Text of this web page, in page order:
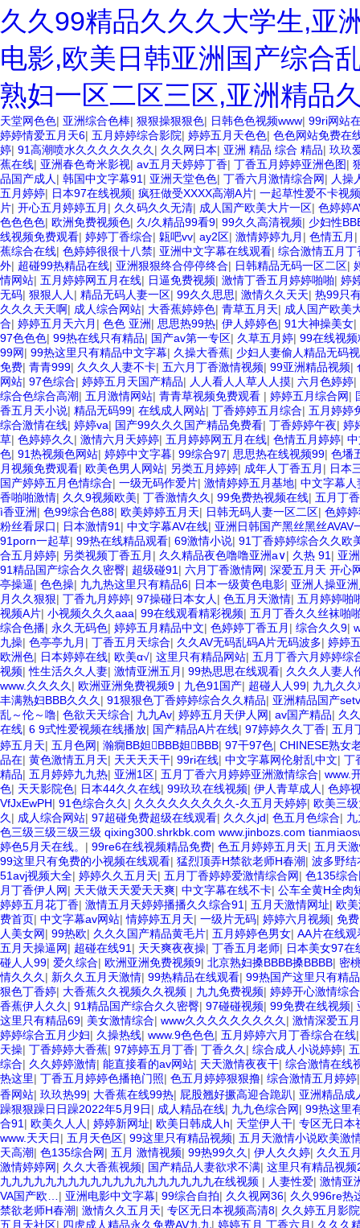
久久99精品久久久大学生,亚
电影,欧美日韩亚洲国产综合
熟妇一区二区三区,亚洲精品
天堂网色色| 亚洲综合色棒| 狠狠操狠狠色| 日韩色色视频www| 99ri网站
婷婷情爱五月天6| 五月婷婷综合影院| 婷婷五月天色色| 色色网站免费在
婷| 91高潮喷水久久久久久久久 | 久久网日本| 亚洲 精品 综合 精品| 玖玖
蕉在线| 亚洲春色奇米影视| av五月天婷婷丁香| 丁香五月婷婷亚洲色图|
品国产成人 | 韩国中文字幕91 | 亚洲天堂色色| 丁香六月激情综合网| 人操
五月婷婷| 日本97在线视频| 疯狂做受XXXX高潮A片| 一起草性爱不卡视频
片| 开心五月婷婷五月 | 久久码久久无清| 成人国产欧美大片一区| 色婷婷
色色色色| 欧洲免费视频色| 久/久精品99看9| 99久久高清视频| 少妇性
线视频免费观看| 婷婷丁香综合| 甈吧vv| ay2区| 激情婷婷九月 | 色情五月 |
蕉综合在线| 色婷婷很很十八禁| 亚洲中文字幕在线观看| 综合激情五月丁
外| 超碰99热精品在线| 亚洲狠狠终合停停终合| 日韩精品无码一区二区|
情网站| 五月婷婷网五月在线| 日逼免费视频| 激情丁香五月婷婷啪啪| 婷
无码| 狠狠人人 | 精品无码人妻一区| 99久久思思| 激情久久天天| 热99只
久久久天天啊| 成人综合网站| 大香蕉婷婷色| 青草五月天| 成人国产欧美
合| 婷婷五月天六月 | 色色 亚洲| 思思热99热| 伊人婷婷色| 91大神操美女|
97色色色| 99热在线只有精品| 国产av第一专区| 久草五月婷| 99在线视频
99网| 99热这里只有精品中文字幕| 久操大香蕉| 少妇人妻偷人精品无码
免费| 青青999| 久久久人妻不卡| 五六月丁香激情视频| 99亚洲精品视频|
网站| 97色综合| 婷婷五月天国产精品| 人人看人人草人人摸| 六月色婷婷|
综合色综合高潮| 五月激情网站| 青青草视频免费观看 | 婷婷五月综合网|
香五月天小说| 精品无码99| 在线成人网站| 丁香婷婷五月综合| 五月婷婷
综合激情在线| 婷婷va| 国产99久久久国产精品免费看| 丁香婷婷午夜| 婷
草| 色婷婷久久 | 激情六月天婷婷| 五月婷婷网五月在线| 色情五月婷婷|
色| 91热视频色网站| 婷婷中文字暮| 99综合97| 思思热在线视频99| 色墦
月视频免费观看| 欧美色男人网站| 另类五月婷婷| 成年人丁香五月 | 日本
国产婷婷五月色情综合| 一级无码作爱片| 激情婷婷五月基地| 中文字幕人
香啪啪激情| 久久9视频欧美| 丁香激情久久 | 99免费热视频在线| 五月丁
ì香亚洲| 色99综合色88| 欧美婷婷五月天| 日韩无码人妻一区二区| 色婷
粉丝看尿口| 日本激情91 | 中文字幕AV在线| 亚洲日韩国产黑丝黑丝
91porn一起草| 99热在线精品观看| 69激情小说| 91丁香婷婷综合久久欧
合五月婷婷| 另类视频丁香五月 | 久久精品夜色噜噜亚洲a∨| 久热 91 | 亚
91精品国产综合久久密臀| 超级碰91 | 六月丁香激情网| 深爱五月天 开心
亭操逼| 色色操| 九九热这里只有精品6| 日本一级黄色电影| 亚洲人操亚
月久久狠狠| 丁香九月婷婷| 97操碰日本女人 | 色五月天激情| 五月婷婷啪
视频A片| 小视频久久久aaa| 99在线观看精彩视频| 五月丁香久久丝袜啪
综合色播| 永久无码色| 婷婷五月精品中文| 色婷婷丁香五月 | 综合久久9|
九操| 色亭亭九月 | 丁香五月天综合| 久久AV无码乱码A片无码波多| 婷婷
欧洲色| 日本婷婷在线| 欧美α√| 这里只有精品网站| 五月丁香六月婷婷综
视频|性生活久久人妻| 激情亚洲五月 | 99热思思在线观看| 久久久人妻人
www.久久久久 | 欧洲亚洲免费视频9 | 九色91国产| 超碰人人99| 九九久
丰满熟妇BBB久久久 | 91狠狠色丁香婷婷综合久久精品| 亚洲精品国产setv
乱～伦～噜| 色欲天天综合| 九九Av| 婷婷五月天伊人网| av国产精品| 久
在线| 6 9式性爱视频在线播放| 国产精品A片在线| 97婷婷久久丁香| 五月
婷五月天| 五月色网| 瀚癇BB妲BBB妲BBB| 97干97色| CHINESE熟女
品在| 黄色激情五月天| 天天天天干| 99ri在线| 中文字幕网伦射乱中文| 丁
精品| 五月婷婷九九热| 亚洲1区| 五月丁香六月婷婷亚洲激情综合| www.
色| 天天影院色| 日本44久久在线| 99玖玖在线视频| 伊人青草成人 | 色婷
VfJxEwPH| 91色综合久久 | 久久久久久久久久久-久五月天婷婷| 欧美三
久 | 成人综合网站| 97超碰免费超级在线观看| 久久久jd| 色五月色综合|
色三级三级三级三级 qixing300.shrkbk.com www.jinbozs.com
婷色5月天在线。 | 99re6在线视频精品免费| 色五月婷婷五月天| 五月天
99这里只有免费的小视频在线观看| 猛烈顶弄H禁欲老师H春潮| 波多野结
51avj视频大全| 婷婷久久五月天| 五月丁香婷婷爱激情综合网| 色135综
月丁香伊人网| 天天做天天爱天天爽| 中文字幕在线不卡| 公车全黄H全肉
婷婷五月花丁香| 激情五月天婷婷播播久久综合91 | 五月天激情网址| 欧
费首页| 中文字幕av网站|情婷婷五月天| 一级片无码| 婷婷六月视频| 免
人美女网| 99热欧| 久久久国产精品黄毛片| 五月婷婷色男女| AA片在线
五月天操逼网| 超碰在线91 | 天天爽夜夜操| 丁香五月老师| 日本美女97在
碰人人99| 爱久综合| 欧洲亚洲免费视频9| 北京熟妇搡BBBB搡BBBB| 密
情久久久 | 新久久五月天激情| 99热精品在线观看| 99热国产这里只有精品
狠色丁香婷| 大香蕉久久视频久久视频 | 九九免费视频| 婷婷开心激情综
香蕉伊人久久 | 91精品国产综合久久密臀| 97碰碰视频| 99免费在线视频|
这里只有精品69| 美女激情综合| www久久久久久久久久久 | 激情深爱五
婷婷综合五月少妇| 久操热线| www.9色色色| 五月婷婷六月丁香综合在线
天操| 丁香婷婷大香蕉| 97婷婷五月丁香| 丁香久久 | 综合成人小说婷婷|
综合| 久久婷婷激情| 能直接看的av网站| 天天激情夜夜干| 综合激情在线
热这里| 丁香五月婷婷色播艳门照| 色五月婷婷狠狠撸| 综合激情五月婷婷
香网站| 玖玖热99| 大香蕉在线99热| 屁股翘好撅高迎合跪趴| 亚洲精品成
躁狠狠躁日日躁2022年5月9日| 成人精品在线| 九九色综合网| 99热这里
合91 | 欧美久人人 | 婷婷新网址| 欧美日韩成人h| 天堂伊人干| 专区无日本
www.天天日| 五月天色区| 99这里只有精品视频| 五月天激情小说欧美激
天高潮| 色135综合网| 五月 激情视频| 99热99久久 | 伊人久久婷| 久久五
激情婷婷网| 久久大香蕉视频| 国产精品人妻欲求不满| 这里只有精品视频
九九九九九九九九九九九九九九九九九九九在线视频 | 人妻性爱| 激情亚
VA国产欧… | 亚洲电影中文字幕| 99综合自拍| 久久视网36| 久久996re热
禁欲老师H春潮| 激情久久五月天| 专区无日本视频高清8| 久久婷五月影院
五月天社区| 四虎成人精品永久免费AV九九| 婷婷五月 丁香六月 | 久久久